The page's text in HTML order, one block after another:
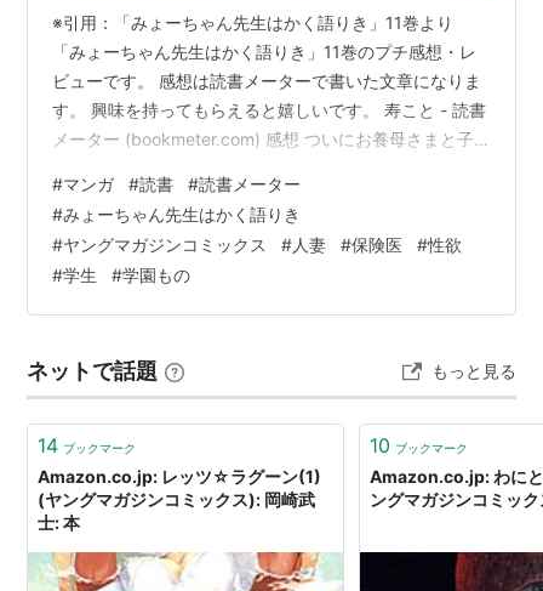
※引用：「みょーちゃん先生はかく語りき」11巻より
「みょーちゃん先生はかく語りき」11巻のプチ感想・レ
ビューです。 感想は読書メーターで書いた文章になりま
す。 興味を持ってもらえると嬉しいです。 寿こと - 読書
メーター (bookmeter.com) 感想 ついにお養母さまと子
く出てきていなかったので何か新鮮。 まぁ特に進展はな
かったけれども。 それにしても、今更だれど生徒から
「巨乳人妻養護教諭」とか、れなみからは「アレをして
いればご機嫌な女」とか、みょーちゃんの評価笑。 生成
AIの話は自分が利用していないのでよく分からないので
#マンガ #読書 #読書メーター
#みょーちゃん先生はかく語りき
#ヤングマガジンコミックス #人妻 #保険医 #性欲
#学生 #学園もの
ネットで話題 もっと見る
14 ブックマーク
Amazon.co.jp: レッツ☆ラグーン(1)
(ヤングマガジンコミックス): 岡崎武
士: 本
10 ブックマーク
Amazon.co.jp: わに
ングマガジンコミッ